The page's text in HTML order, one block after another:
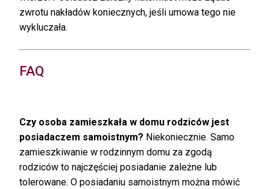
zwrotu nakładów koniecznych, jeśli umowa tego nie
wykluczała.
FAQ
Czy osoba zamieszkała w domu rodziców jest
posiadaczem samoistnym? Niekoniecznie. Samo
zamieszkiwanie w rodzinnym domu za zgodą
rodziców to najczęściej posiadanie zależne lub
tolerowane. O posiadaniu samoistnym można mówić